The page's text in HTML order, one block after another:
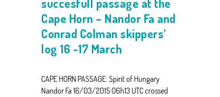
succesfull passage at the
Cape Horn – Nandor Fa and
Conrad Colman skippers’
log 16 -17 March
CAPE HORN PASSAGE: Spirit of Hungary
Nandor Fa 16/03/2015 06h13 UTC crossed